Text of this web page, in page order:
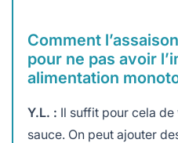
Comment
pour ne pas avoir
alimentation
Y.L. : Il suffit pour cela
sauce. On peut ajouter